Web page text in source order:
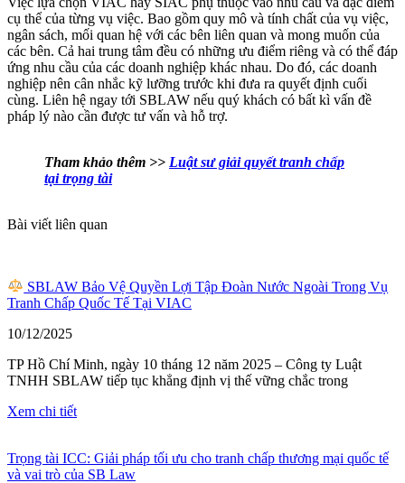
cụ thể của từng vụ việc. Bao gồm quy mô và tính chất của vụ việc,
ngân sách, mối quan hệ với các bên liên quan và mong muốn của
các bên. Cả hai trung tâm đều có những ưu điểm riêng và có thể đáp
ứng nhu cầu của các doanh nghiệp khác nhau. Do đó, các doanh
nghiệp nên cân nhắc kỹ lưỡng trước khi đưa ra quyết định cuối
cùng. Liên hệ ngay tới SBLAW nếu quý khách có bất kì vấn đề
pháp lý nào cần được tư vấn và hỗ trợ.
Tham khảo thêm >> Luật sư giải quyết tranh chấp
tại trọng tài
Bài viết liên quan
SBLAW Bảo Vệ Quyền Lợi Tập Đoàn Nước Ngoài Trong Vụ
Tranh Chấp Quốc Tế Tại VIAC
10/12/2025
TP Hồ Chí Minh, ngày 10 tháng 12 năm 2025 – Công ty Luật
TNHH SBLAW tiếp tục khẳng định vị thế vững chắc trong
Xem chi tiết
Trọng tài ICC: Giải pháp tối ưu cho tranh chấp thương mại quốc tế
và vai trò của SB Law